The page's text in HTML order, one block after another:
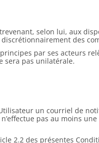
selon lui, aux
des
par ses acteurs
sera pas unilatérale.
un courriel de
pas au moins
2.2 des présentes